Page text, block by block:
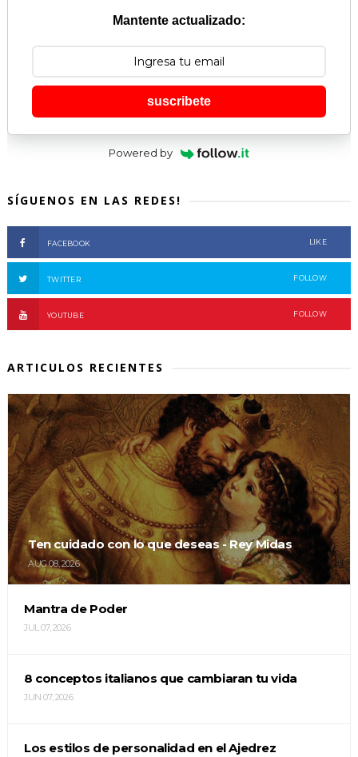
Mantente actualizado:
suscribete
Powered by
SÍGUENOS EN LAS REDES!
FACEBOOK LIKE
TWITTER FOLLOW
YOUTUBE FOLLOW
ARTICULOS RECIENTES
Ten cuidado con lo que deseas - Rey Midas
AUG 08, 2026
Mantra de Poder
JUL 07, 2026
8 conceptos italianos que cambiaran tu vida
JUN 07, 2026
Los estilos de personalidad en el Ajedrez